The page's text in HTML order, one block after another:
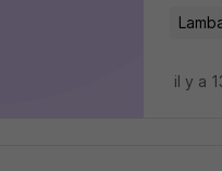
il y a